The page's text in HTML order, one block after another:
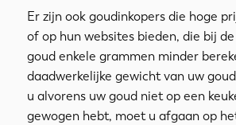
Er zijn ook goudinkopers die hoge
of op hun websites bieden, die bij
goud enkele grammen minder
daadwerkelijke gewicht van uw
u alvorens uw goud niet op een
gewogen hebt, moet u afgaan op